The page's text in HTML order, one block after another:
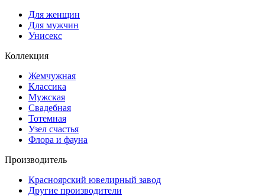
Для женщин
Для мужчин
Унисекс
Коллекция
Жемчужная
Классика
Мужская
Свадебная
Тотемная
Узел счастья
Флора и фауна
Производитель
Красноярский ювелирный завод
Другие производители